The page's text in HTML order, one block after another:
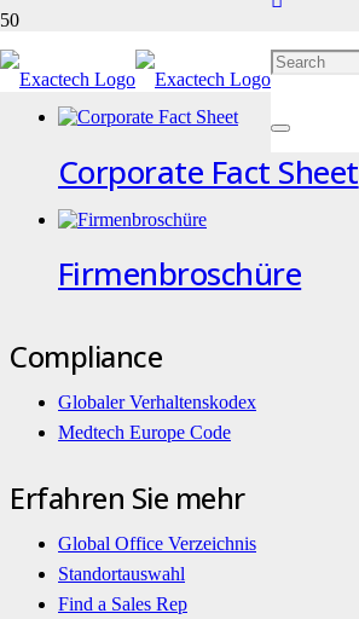
Corporate
Corporate Fact Sheet
Firmenbroschüre
Compliance
Globaler Verhaltenskodex
Medtech Europe Code
Erfahren Sie mehr
Global Office Verzeichnis
Standortauswahl
Find a Sales Rep